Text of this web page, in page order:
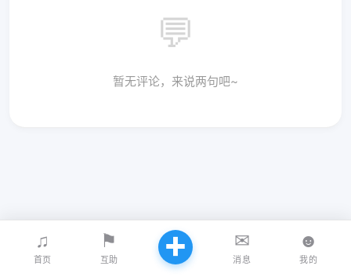
💬
暂无评论，来说两句吧~
♫
首页
⚑
互助 ✚ ✉
消息
☻
我的